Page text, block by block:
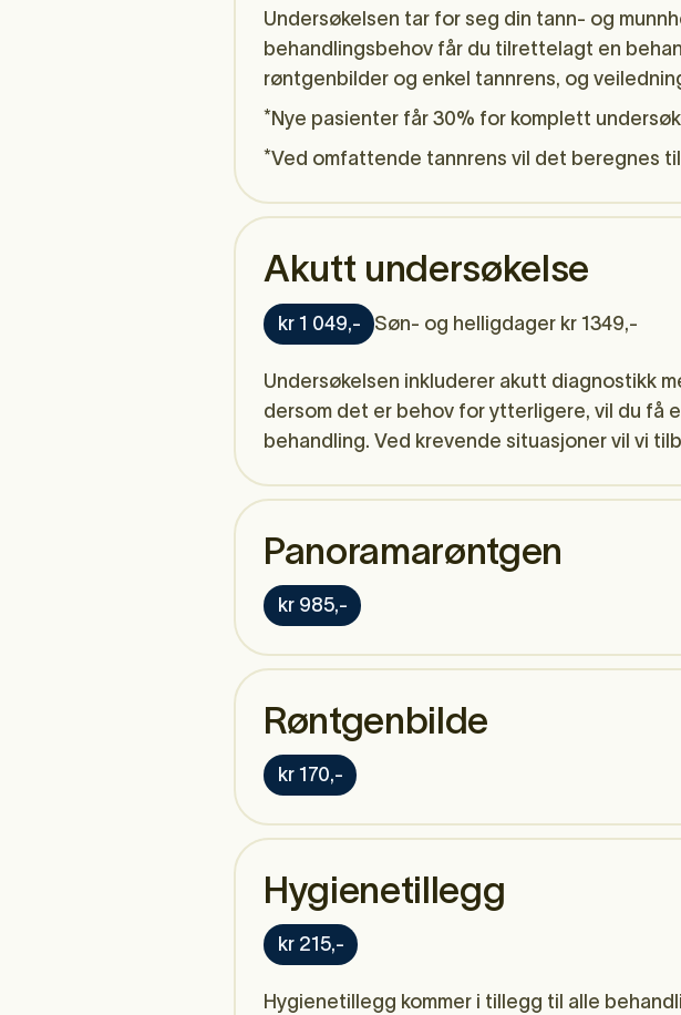
Undersøkelsen tar for seg din tann- og
behandlingsbehov får du tilrettelagt en
røntgenbilder og enkel tannrens, og
*Nye pasienter får 30% for komplett
*Ved omfattende tannrens vil det beregnes
Akutt undersøkelse
kr 1 049,- Søn- og helligdager kr 1349,-
Undersøkelsen inkluderer akutt diagnostikk
dersom det er behov for ytterligere, vil du få
behandling. Ved krevende situasjoner vil vi
Panoramarøntgen
kr 985,-
Røntgenbilde
kr 170,-
Hygienetillegg
kr 215,-
Hygienetillegg kommer i tillegg til alle